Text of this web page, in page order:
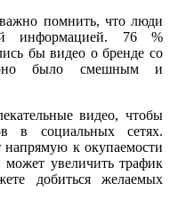
помнить, что люди
информацией. 76 %
бы видео о бренде со
было смешным и
видео, чтобы
в социальных сетях.
к окупаемости
увеличить трафик
добиться желаемых